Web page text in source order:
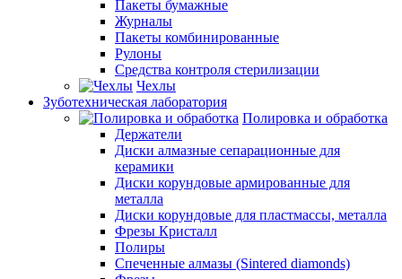
Пакеты бумажные
Журналы
Пакеты комбинированные
Рулоны
Средства контроля стерилизации
Чехлы
Зуботехническая лаборатория
Полировка и обработка
Держатели
Диски алмазные сепарационные для
керамики
Диски корундовые армированные для
металла
Диски корундовые для пластмассы, металла
Фрезы Кристалл
Полиры
Спеченные алмазы (Sintered diamonds)